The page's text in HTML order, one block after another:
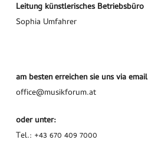
Leitung künstlerisches Betriebsbüro
Sophia Umfahrer
am besten erreichen sie uns via email
office@musikforum.at
oder unter:
Tel.: +43 670 409 7000